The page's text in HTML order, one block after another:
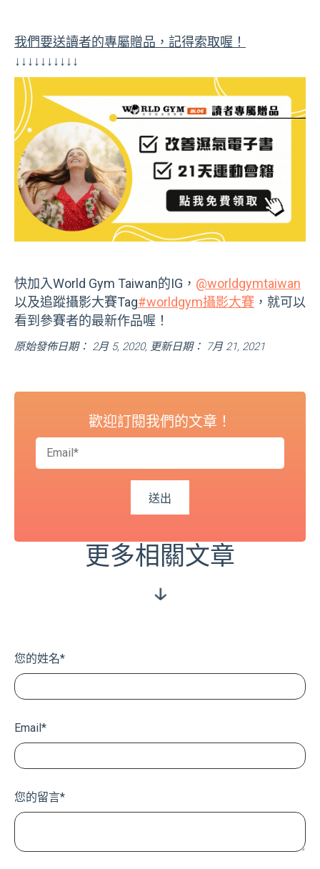
我們要送讀者的專屬贈品，記得索取喔！
↓↓↓↓↓↓↓↓↓↓
快加入World Gym Taiwan的IG， @worldgymtaiwan
以及追蹤攝影大賽Tag#worldgym攝影大賽 ，就可以
看到參賽者的最新作品喔！
原始發佈日期： 2月 5, 2020, 更新日期： 7月 21, 2021
歡迎訂閱我們的文章！
更多相關文章
您的姓名*
Email*
您的留言*